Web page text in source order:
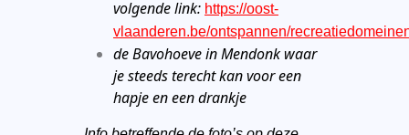
volgende link: https://oost-
vlaanderen.be/ontspannen/
de Bavohoeve in Mendonk waar
je steeds terecht kan voor een
hapje en een drankje